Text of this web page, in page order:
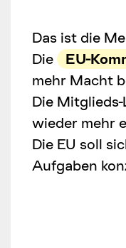
Das ist die
Die
EU-
mehr Macht
Die
wieder mehr
Die EU soll
Aufgaben